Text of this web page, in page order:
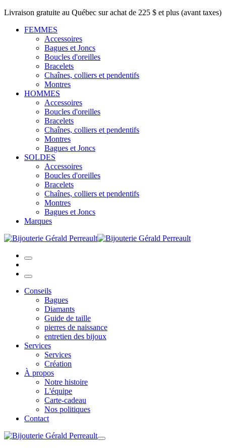
Livraison gratuite au Québec sur achat de 225 $ et plus (avant taxes)
FEMMES
Accessoires
Bagues et Joncs
Boucles d'oreilles
Bracelets
Chaînes, colliers et pendentifs
Montres
HOMMES
Accessoires
Boucles d'oreilles
Bracelets
Chaînes, colliers et pendentifs
Montres
Bagues et Joncs
SOLDES
Accessoires
Boucles d'oreilles
Bracelets
Chaînes, colliers et pendentifs
Montres
Bagues et Joncs
Marques
Conseils
Bagues
Diamants
Guide de taille
pierres de naissance
entretien des bijoux
Services
Services
Création
À propos
Notre histoire
L'équipe
Carte-cadeau
Nos politiques
Contact